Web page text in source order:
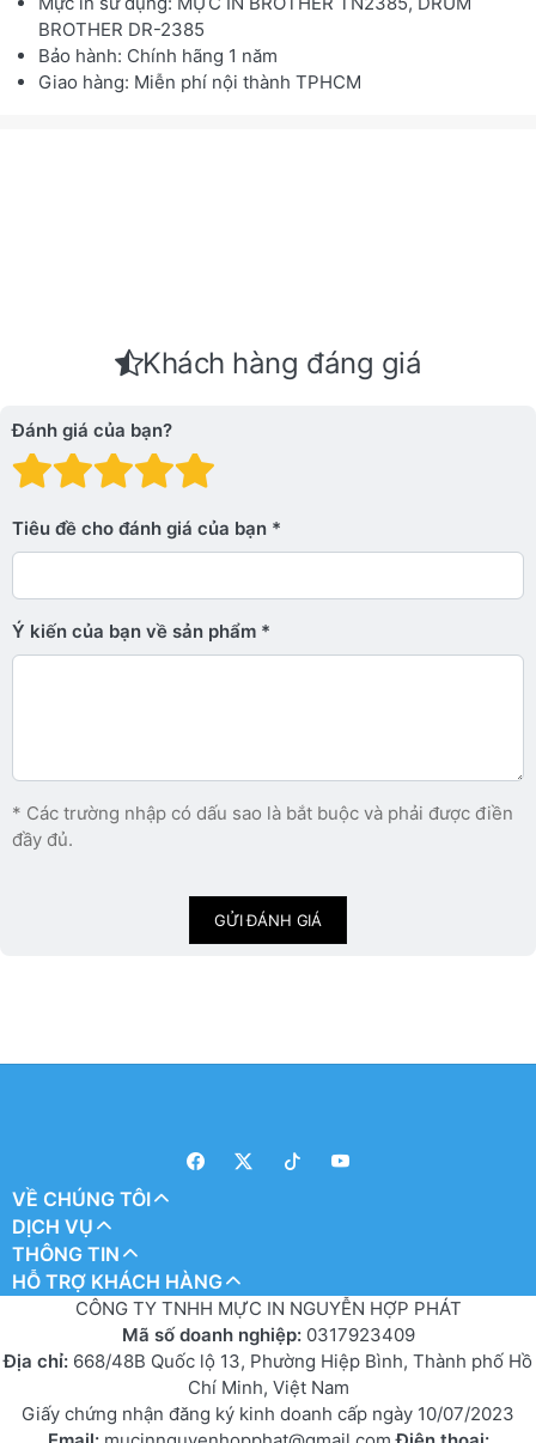
BROTHER DR-2385
Bảo hành: Chính hãng 1 năm
Giao hàng: Miễn phí nội thành TPHCM
Khách hàng đáng giá
Đánh giá của bạn?
Đánh giá: 4 trên 5
Đánh giá: 3 trên 5 sao.
Đánh giá: 2 trên 5 sao.
Đánh giá: 1 trên 5 sao. Xấu
Tiêu đề cho đánh giá của bạn
Ý kiến ​​của bạn về sản phẩm
* Các trường nhập có dấu sao là bắt buộc và phải được điền
đầy đủ.
GỬI ĐÁNH GIÁ
VỀ CHÚNG TÔI
DỊCH VỤ
THÔNG TIN
HỖ TRỢ KHÁCH HÀNG
CÔNG TY TNHH MỰC IN NGUYỄN HỢP PHÁT
Mã số doanh nghiệp: 0317923409
Địa chỉ: 668/48B Quốc lộ 13, Phường Hiệp Bình, Thành phố Hồ
Chí Minh, Việt Nam
Giấy chứng nhận đăng ký kinh doanh cấp ngày 10/07/2023